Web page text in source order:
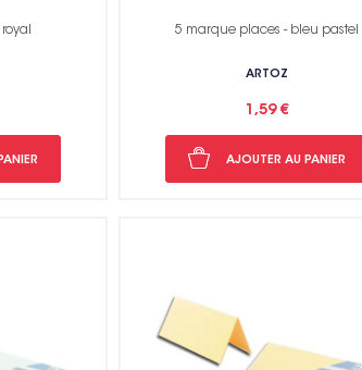
5 marque places - bleu pastel
ARTOZ
1,59 €
AJOUTER AU PANIER